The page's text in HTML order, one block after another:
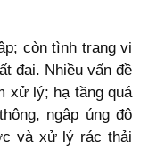
còn tình trạng vi
đai. Nhiều vấn đề
xử lý; hạ tầng quá
ngập úng đô
và xử lý rác thải